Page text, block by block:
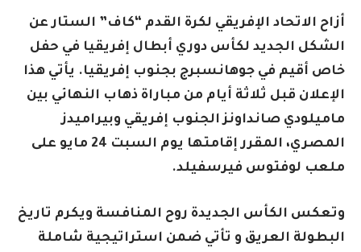
أزاح الاتحاد الإفريقي لكرة القدم “كاف” الستار عن
الشكل الجديد لكأس دوري أبطال إفريقيا في حفل
خاص أقيم في جوهانسبرج بجنوب إفريقيا. يأتي هذا
الإعلان قبل ثلاثة أيام من مباراة ذهاب النهائي بين
ماميلودي صانداونز الجنوب إفريقي وبيراميدز
المصري، المقرر إقامتها يوم السبت 24 مايو على
ملعب لوفتوس فيرسفيلد.
وتعكس الكأس الجديدة روح المنافسة ويكرم تاريخ
البطولة العريق و تأتي ضمن استراتيجية شاملة